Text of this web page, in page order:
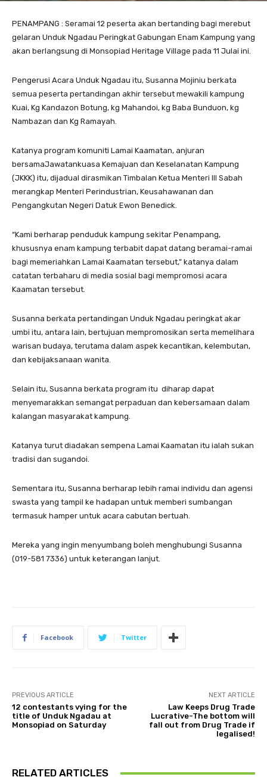
PENAMPANG : Seramai 12 peserta akan bertanding bagi merebut
gelaran Unduk Ngadau Peringkat Gabungan Enam Kampung yang
akan berlangsung di Monsopiad Heritage Village pada 11 Julai ini.
Pengerusi Acara Unduk Ngadau itu, Susanna Mojiniu berkata
semua peserta pertandingan akhir tersebut mewakili kampung
Kuai, Kg Kandazon Botung, kg Mahandoi, kg Baba Bunduon, kg
Nambazan dan Kg Ramayah.
Katanya program komuniti Lamai Kaamatan, anjuran
bersamaJawatankuasa Kemajuan dan Keselanatan Kampung
(JKKK) itu, dijadual dirasmikan Timbalan Ketua Menteri III Sabah
merangkap Menteri Perindustrian, Keusahawanan dan
Pengangkutan Negeri Datuk Ewon Benedick.
“Kami berharap penduduk kampung sekitar Penampang,
khususnya enam kampung terbabit dapat datang beramai-ramai
bagi memeriahkan Lamai Kaamatan tersebut,” katanya dalam
catatan terbaharu di media sosial bagi mempromosi acara
Kaamatan tersebut.
Susanna berkata pertandingan Unduk Ngadau peringkat akar
umbi itu, antara lain, bertujuan mempromosikan serta memelihara
warisan budaya, terutama dalam aspek kecantikan, kelembutan,
dan kebijaksanaan wanita.
Selain itu, Susanna berkata program itu diharap dapat
menyemarakkan semangat perpaduan dan kebersamaan dalam
kalangan masyarakat kampung.
Katanya turut diadakan sempena Lamai Kaamatan itu ialah sukan
tradisi dan sugandoi.
Sementara itu, Susanna berharap lebih ramai individu dan agensi
swasta yang tampil ke hadapan untuk memberi sumbangan
termasuk hamper untuk acara cabutan bertuah.
Mereka yang ingin menyumbang boleh menghubungi Susanna
(019-581 7336) untuk keterangan lanjut.
Facebook Twitter
PREVIOUS ARTICLE
12 contestants vying for the
title of Unduk Ngadau at
Monsopiad on Saturday
NEXT ARTICLE
Law Keeps Drug Trade
Lucrative-The bottom will
fall out from Drug Trade if
legalised!
RELATED ARTICLES